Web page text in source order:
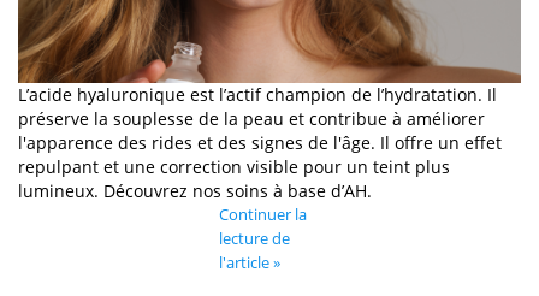
L’acide hyaluronique est l’actif champion de l’hydratation. Il
préserve la souplesse de la peau et contribue à améliorer
l'apparence des rides et des signes de l'âge. Il offre un effet
repulpant et une correction visible pour un teint plus
lumineux. Découvrez nos soins à base d’AH.
Continuer la
lecture de
l'article »